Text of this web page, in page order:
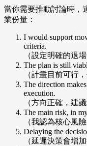
當你需要推動討論時，
業份量：
I would support
criteria.
（設定明確的退
The plan is still
（計畫目前可行
The direction
execution.
（方向正確，建
The main risk, in
（我認為核心風
Delaying the
（延遲決策會增